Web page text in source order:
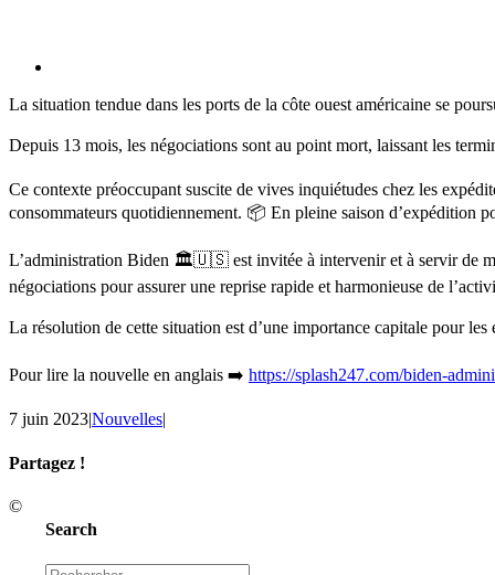
La situation tendue dans les ports de la côte ouest américaine se
Depuis 13 mois, les négociations sont au point mort, laissant les
Ce contexte préoccupant suscite de vives inquiétudes chez les
consommateurs quotidiennement. 📦 En pleine saison d’expédition
L’administration Biden 🏛️🇺🇸 est invitée à intervenir et à servir de
négociations pour assurer une reprise rapide et harmonieuse de
La résolution de cette situation est d’une importance capitale pour
Pour lire la nouvelle en anglais ➡️ https://splash247.com/biden-
7 juin 2023|Nouvelles|
Partagez !
Facebook
X
Reddit
LinkedIn
Tumblr
Pinterest
Email
Search
©